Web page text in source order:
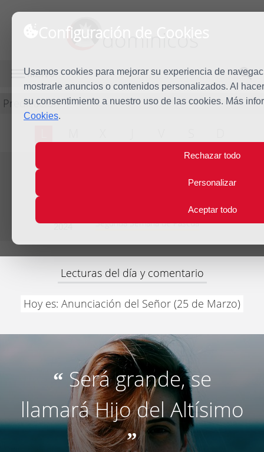
Configuración de Cookies
Usamos cookies para mejorar su experiencia de
mostrarle anuncios o contenidos personalizados. Al
su consentimiento a nuestro uso de las cookies. Más
Cookies.
Rechazar todo
Personalizar
Aceptar todo
dominicos
MENÚ
Predicación
2024
Evangelio del día
Segunda Semana de Pascua
Lecturas del día y comentario
Hoy es: Anunciación del Señor (25 de Marzo)
“ Será grande, se
llamará Hijo del Altísimo
”